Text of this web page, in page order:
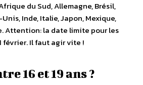
du Sud, Allemagne, Brésil,
Inde, Italie, Japon, Mexique,
Attention: la date limite pour les
février. Il faut agir vite !
16 et 19 ans ?